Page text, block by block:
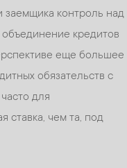
заемщика контроль над
кредитов
еще большее
обязательств с
для
ставка, чем та, под